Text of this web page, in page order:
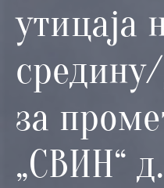
програми
Заштита
природе
Едукација
утицаја
за
„СВИН“